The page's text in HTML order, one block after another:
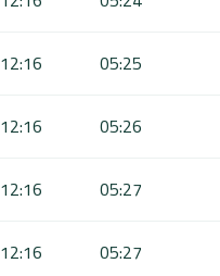
05:25
12:16
05:26
12:16
05:27
12:16
05:27
12:16